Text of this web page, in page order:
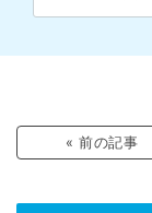
« 前の記事